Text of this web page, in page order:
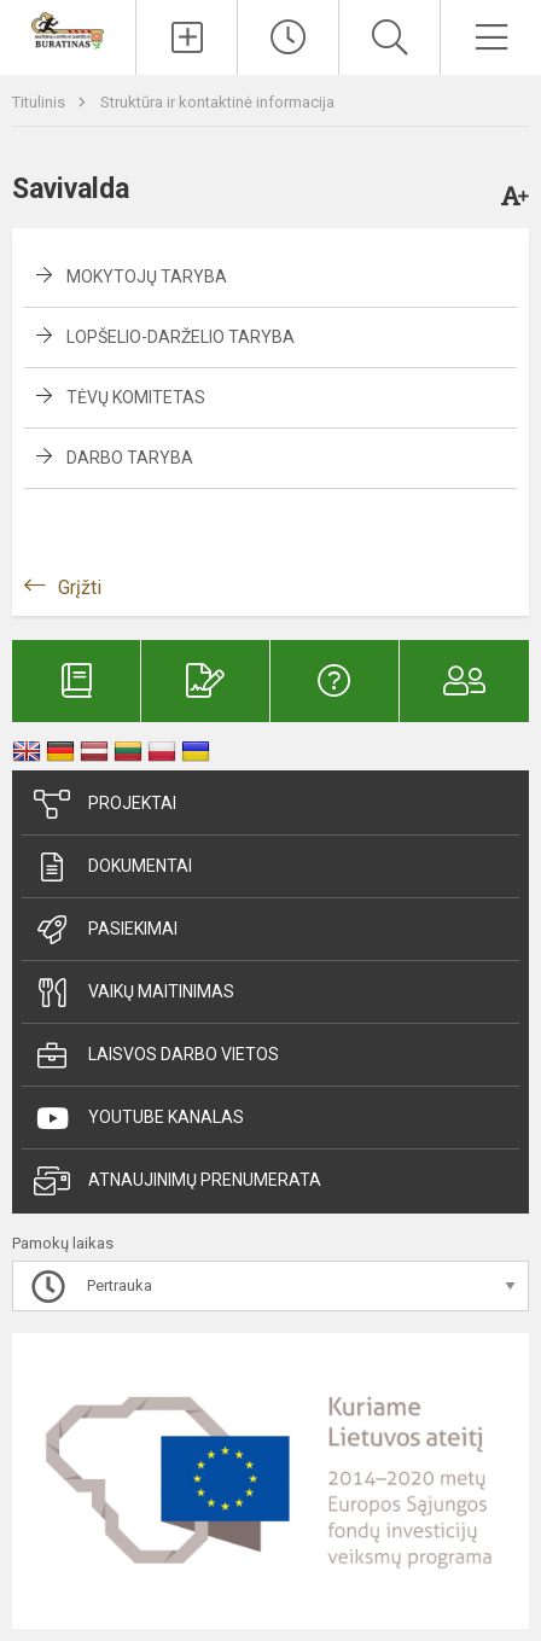
Titulinis Struktūra ir kontaktinė informacija
Savivalda
MOKYTOJŲ TARYBA
LOPŠELIO-DARŽELIO TARYBA
TĖVŲ KOMITETAS
DARBO TARYBA
Grįžti
PROJEKTAI
DOKUMENTAI
PASIEKIMAI
VAIKŲ MAITINIMAS
LAISVOS DARBO VIETOS
YOUTUBE KANALAS
ATNAUJINIMŲ PRENUMERATA
Pamokų laikas
Pertrauka